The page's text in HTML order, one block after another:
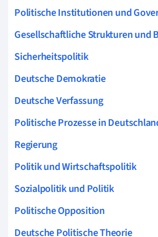
Politische Institutionen und
Gesellschaftliche Strukturen und
Sicherheitspolitik
Deutsche Demokratie
Deutsche Verfassung
Politische Prozesse in
Regierung
Politik und Wirtschaftspolitik
Sozialpolitik und Politik
Politische Opposition
Deutsche Politische Theorie